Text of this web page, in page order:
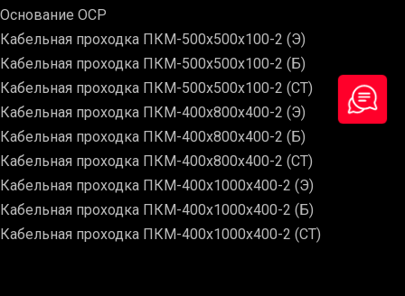
Основание ОСР
Кабельная проходка ПКМ-500х500х100-2 (Э)
Кабельная проходка ПКМ-500х500х100-2 (Б)
Кабельная проходка ПКМ-500х500х100-2 (СТ)
Кабельная проходка ПКМ-400х800х400-2 (Э)
Кабельная проходка ПКМ-400х800х400-2 (Б)
Кабельная проходка ПКМ-400х800х400-2 (СТ)
Кабельная проходка ПКМ-400х1000х400-2 (Э)
Кабельная проходка ПКМ-400х1000х400-2 (Б)
Кабельная проходка ПКМ-400х1000х400-2 (СТ)